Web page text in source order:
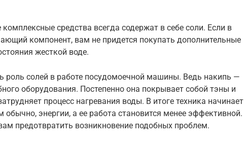
средства всегда содержат в себе соли. Если в
компонент, вам не придется покупать дополнительные
жесткой воде.
роль солей в работе посудомоечной машины. Ведь накипь —
оборудования. Постепенно она покрывает собой тэны и
процесс нагревания воды. В итоге техника начинает
обычно, энергии, а ее работа становится менее эффективной.
предотвратить возникновение подобных проблем.